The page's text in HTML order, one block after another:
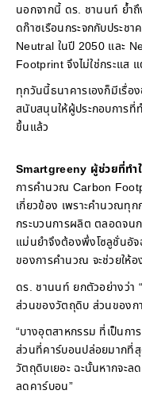
นอกจากนี้ ดร. ชานนท์ ย้ำ
ดก๊าซเรือนกระจกกับประช
Neutral ในปี 2050 และ
Footprint จึงไม่ใช่กระแส
ทุกวันนี้ธนาคารเองก็มีเรื่อ
สนับสนุนให้ผู้ประกอบการที่
ขึ้นแล้ว
Smartgreeny ผู้ช่วยที่ทำ
การคำนวณ Carbon
เกี่ยวข้อง เพราะคำนวณทุ
กระบวนการผลิต ตลอดจน
แม่นยำจึงต้องพึ่งโซลูชั่นอั
ของการคำนวณ จะช่วยให้
ดร. ชานนท์ ยกตัวอย่างว่า
ส่วนของวัตถุดิบ ส่วนของก
“บางอุตสาหกรรม ที่เป็นกา
ส่วนที่คาร์บอนปล่อยมากที่สุ
วัตถุดิบเยอะ ฉะนั้นหากจะล
ลดคาร์บอน”